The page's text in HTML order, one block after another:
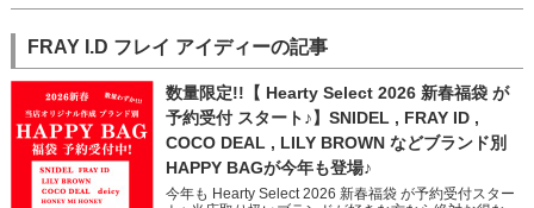
FRAY I.D フレイ アイディーの記事
数量限定!!【 Hearty Select 2026 新春福袋 が
予約受付 スタート♪】SNIDEL , FRAY ID ,
COCO DEAL , LILY BROWN などブランド別
HAPPY BAGが今年も登場♪
今年も Hearty Select 2026 新春福袋 が予約受付スター